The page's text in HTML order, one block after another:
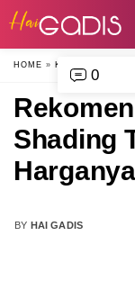
HOME » KECANTIKAN
Shading
Harganya
BY HAI GADIS
0